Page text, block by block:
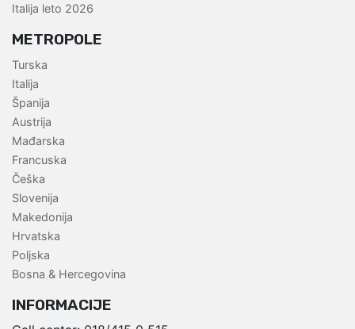
Italija leto 2026
METROPOLE
Turska
Italija
Španija
Austrija
Mađarska
Francuska
Češka
Slovenija
Makedonija
Hrvatska
Poljska
Bosna & Hercegovina
INFORMACIJE